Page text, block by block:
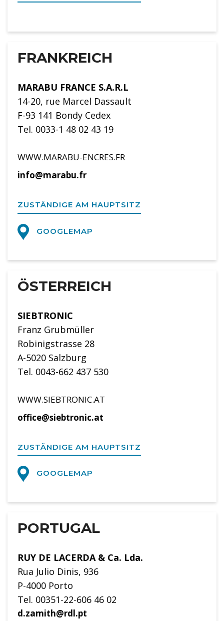
FRANKREICH
MARABU FRANCE S.A.R.L
14-20, rue Marcel Dassault
F-93 141 Bondy Cedex
Tel. 0033-1 48 02 43 19
WWW.MARABU-ENCRES.FR
info@marabu.fr
ZUSTÄNDIGE AM HAUPTSITZ
GOOGLEMAP
ÖSTERREICH
SIEBTRONIC
Franz Grubmüller
Robinigstrasse 28
A-5020 Salzburg
Tel. 0043-662 437 530
WWW.SIEBTRONIC.AT
office@siebtronic.at
ZUSTÄNDIGE AM HAUPTSITZ
GOOGLEMAP
PORTUGAL
RUY DE LACERDA & Ca. Lda.
Rua Julio Dinis, 936
P-4000 Porto
Tel. 00351-22-606 46 02
d.zamith@rdl.pt